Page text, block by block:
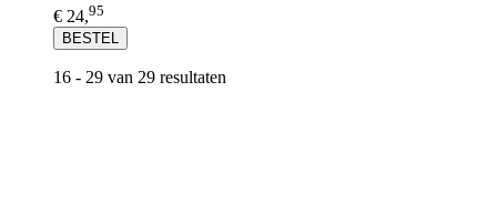
€ 24,95
BESTEL
16 - 29 van 29 resultaten